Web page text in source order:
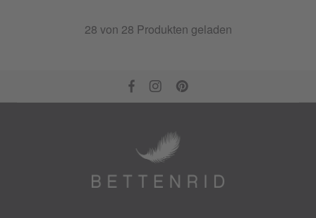
28 von 28 Produkten geladen